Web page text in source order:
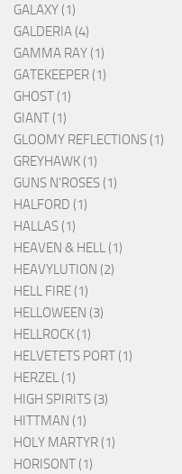
GALAXY (1)
GALDERIA (4)
GAMMA RAY (1)
GATEKEEPER (1)
GHOST (1)
GIANT (1)
GLOOMY REFLECTIONS (1)
GREYHAWK (1)
GUNS N'ROSES (1)
HALFORD (1)
HALLAS (1)
HEAVEN & HELL (1)
HEAVYLUTION (2)
HELL FIRE (1)
HELLOWEEN (3)
HELLROCK (1)
HELVETETS PORT (1)
HERZEL (1)
HIGH SPIRITS (3)
HITTMAN (1)
HOLY MARTYR (1)
HORISONT (1)